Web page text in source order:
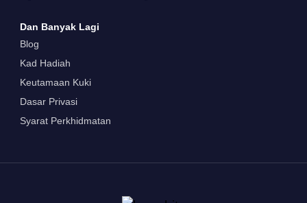
Dan Banyak Lagi
Blog
Kad Hadiah
Keutamaan Kuki
Dasar Privasi
Syarat Perkhidmatan